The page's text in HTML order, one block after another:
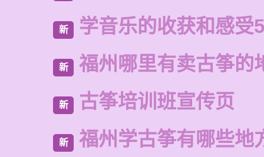
新 学音乐的收获和感受
新 福州哪里有卖古筝的
新 古筝培训班宣传页
新 福州学古筝有哪些地